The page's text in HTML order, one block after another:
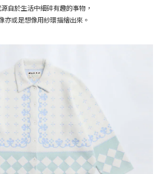
自於生活中細碎有趣的事物，
亦或是想像用紗環描繪出來。